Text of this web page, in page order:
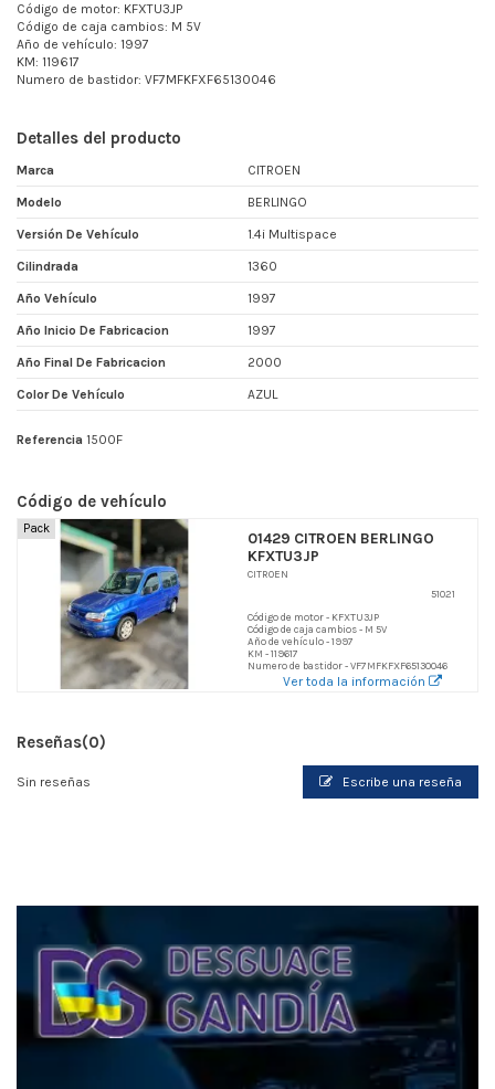
Código de motor: KFXTU3JP
Código de caja cambios: M 5V
Año de vehículo: 1997
KM: 119617
Numero de bastidor: VF7MFKFXF65130046
Detalles del producto
Marca CITROEN
Modelo BERLINGO
Versión De Vehículo 1.4i Multispace
Cilindrada 1360
Año Vehículo 1997
Año Inicio De Fabricacion 1997
Año Final De Fabricacion 2000
Color De Vehículo AZUL
Referencia 1500F
Código de vehículo
Pack
01429 CITROEN BERLINGO
KFXTU3JP
CITROEN
51021
Código de motor - KFXTU3JP
Código de caja cambios - M 5V
Año de vehículo - 1997
KM - 119617
Numero de bastidor - VF7MFKFXF65130046
Ver toda la información
Reseñas(0)
Sin reseñas Escribe una reseña